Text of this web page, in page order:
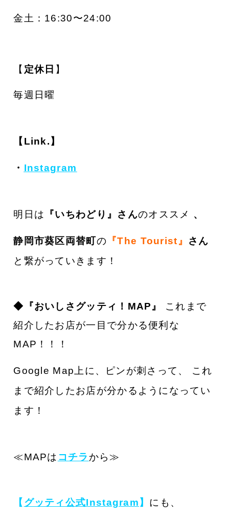
金土：16:30〜24:00
【 定休日 】
毎週日曜
【Link.】
・ Instagram
明日は 『いちわどり 』さんのオススメ 、
静岡市葵区両替町の 『The Tourist』 さん
と繋がっていきます！
◆『おいしさグッティ！MAP』
これまで
紹介したお店が一目で分かる便利な
MAP！！！
Google Map上に、ピンが刺さって、 これ
まで紹介したお店が分かるようになってい
ます！
≪MAPは コチラ から≫
【 グッティ公式Instagram 】 にも、